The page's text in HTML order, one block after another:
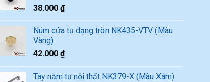
38.000₫
Núm cửa tủ dạng tròn NK435-VTV (Màu
Vàng)
42.000₫
Tay nắm tủ nội thất NK379-X (Màu Xám)